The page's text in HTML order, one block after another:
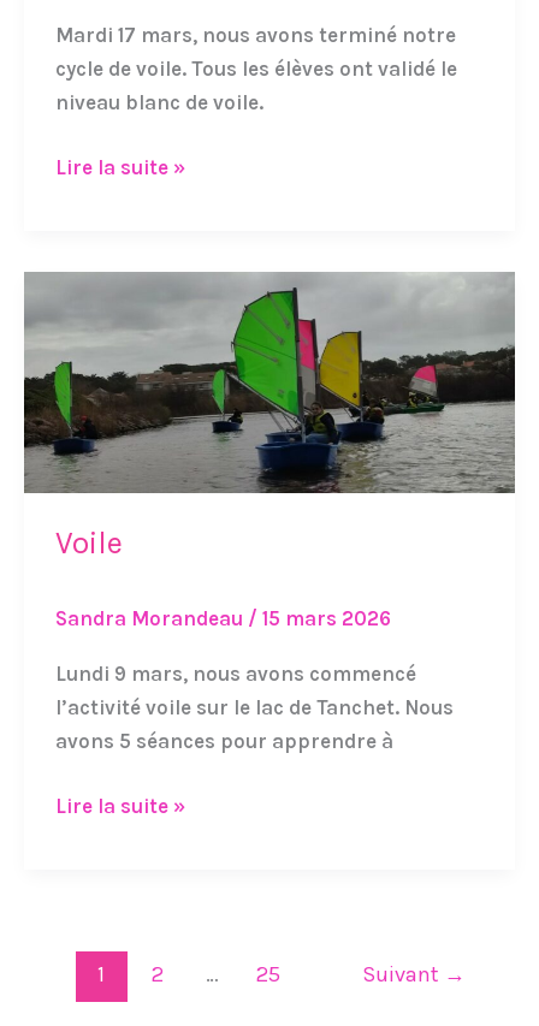
Mardi 17 mars, nous avons terminé notre
cycle de voile. Tous les élèves ont validé le
niveau blanc de voile.
Lire la suite »
Voile
Sandra Morandeau / 15 mars 2026
Lundi 9 mars, nous avons commencé
l’activité voile sur le lac de Tanchet. Nous
avons 5 séances pour apprendre à
Lire la suite »
1 2 … 25 Suivant →